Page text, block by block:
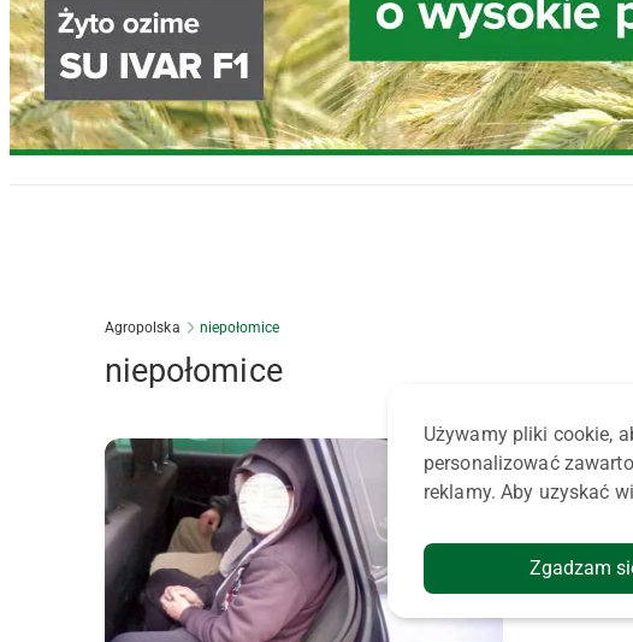
Agropolska niepołomice
niepołomice
Używamy pliki cookie,
personalizować
reklamy. Aby uzyskać
Zgadzam